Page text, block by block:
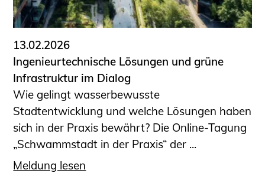
13.02.2026
Ingenieurtechnische Lösungen und grüne
Infrastruktur im Dialog
Wie gelingt wasserbewusste
Stadtentwicklung und welche Lösungen haben
sich in der Praxis bewährt? Die Online-Tagung
„Schwammstadt in der Praxis“ der ...
Meldung lesen